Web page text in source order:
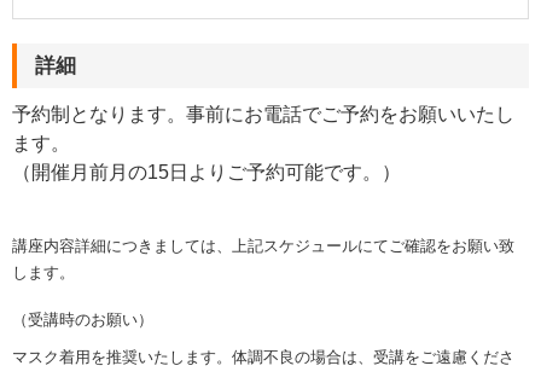
詳細
予約制となります。事前にお電話でご予約をお願いいたし
ます。
（開催月前月の15日よりご予約可能です。）
講座内容詳細につきましては、上記スケジュールにてご確認をお願い致
します。
（受講時のお願い）
マスク着用を推奨いたします。体調不良の場合は、受講をご遠慮くださ